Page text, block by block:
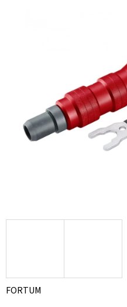
FORTUM